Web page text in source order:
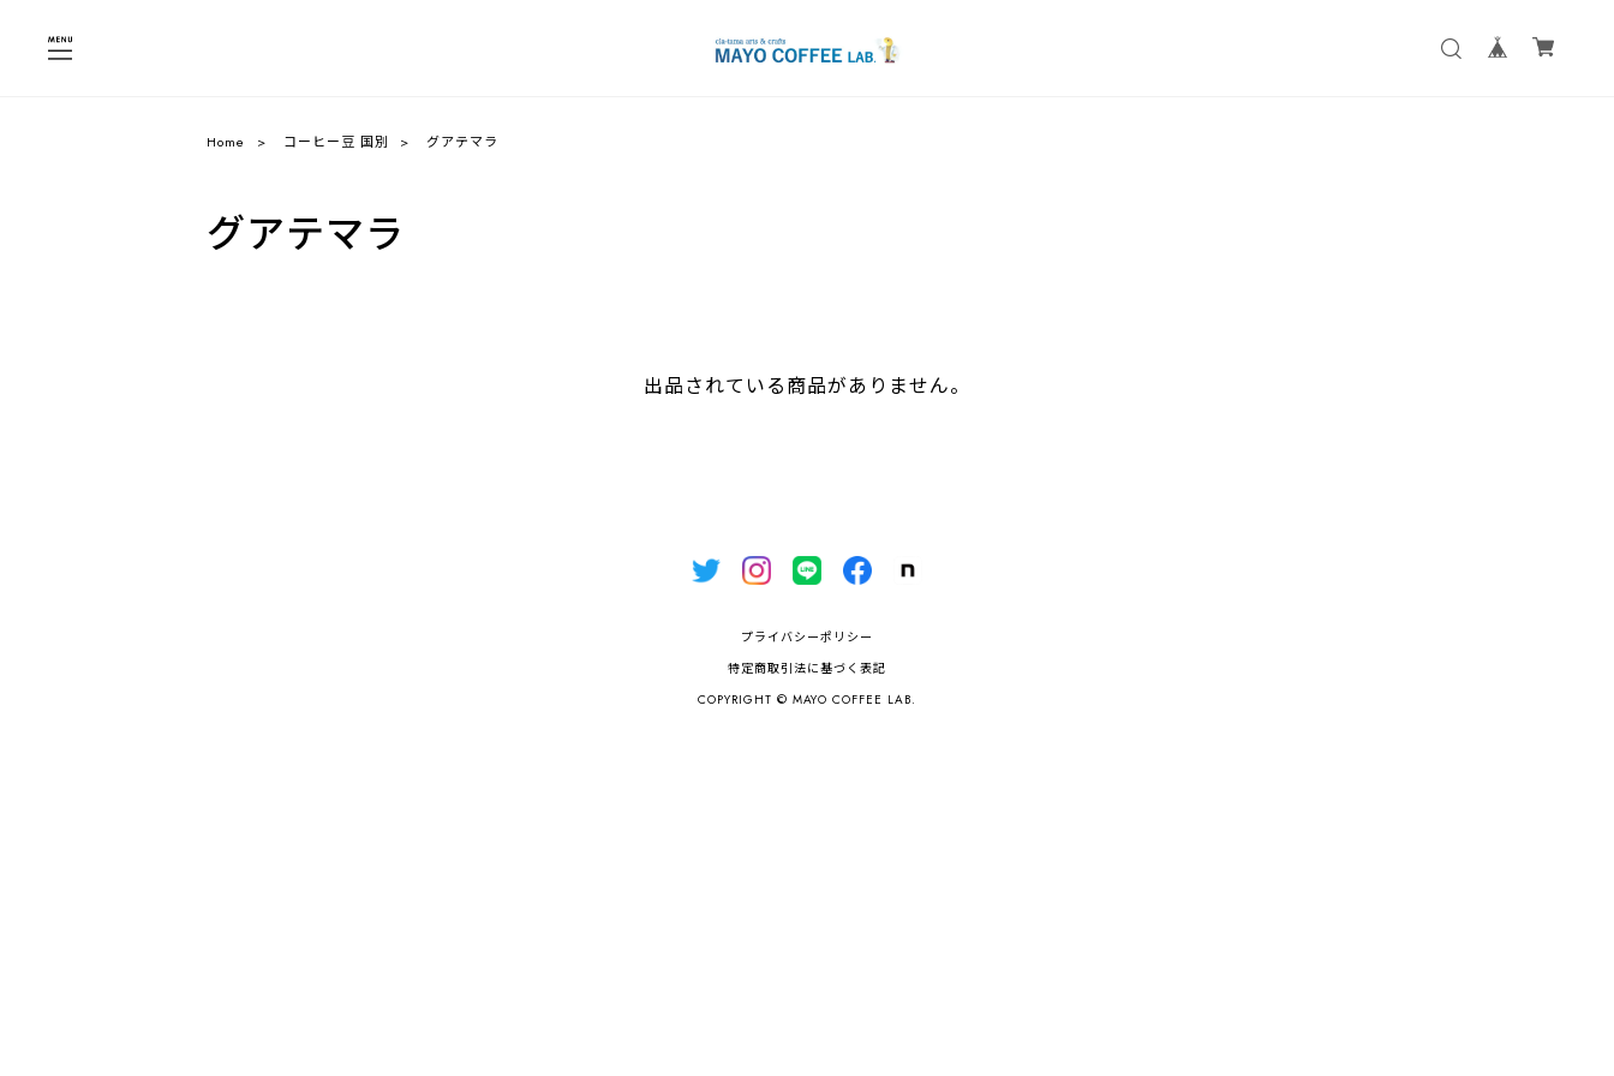
Home コーヒー豆 国別 グアテマラ
グアテマラ
出品されている商品がありません。
プライバシーポリシー
特定商取引法に基づく表記
COPYRIGHT © MAYO COFFEE LAB.